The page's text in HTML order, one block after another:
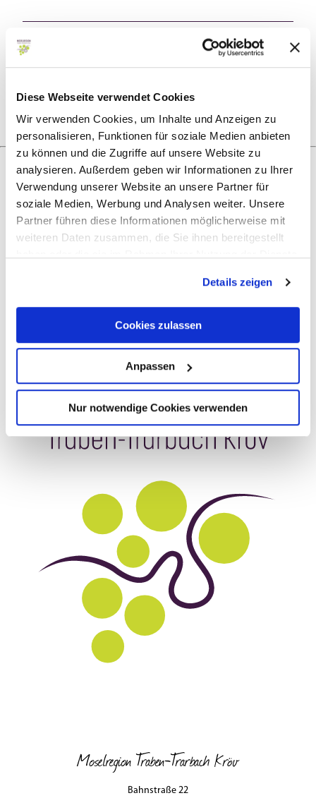
Diese Webseite verwendet Cookies
Wir verwenden Cookies, um Inhalte und Anzeigen zu
personalisieren, Funktionen für soziale Medien anbieten
zu können und die Zugriffe auf unsere Website zu
analysieren. Außerdem geben wir Informationen zu Ihrer
Verwendung unserer Website an unsere Partner für
soziale Medien, Werbung und Analysen weiter. Unsere
Partner führen diese Informationen möglicherweise mit
weiteren Daten zusammen, die Sie ihnen bereitgestellt
Details zeigen
Cookies zulassen
Anpassen
Nur notwendige Cookies verwenden
Was möchtest du als nächstes tun?
Moselregion Traben-Trarbach Kröv
Bahnstraße 22